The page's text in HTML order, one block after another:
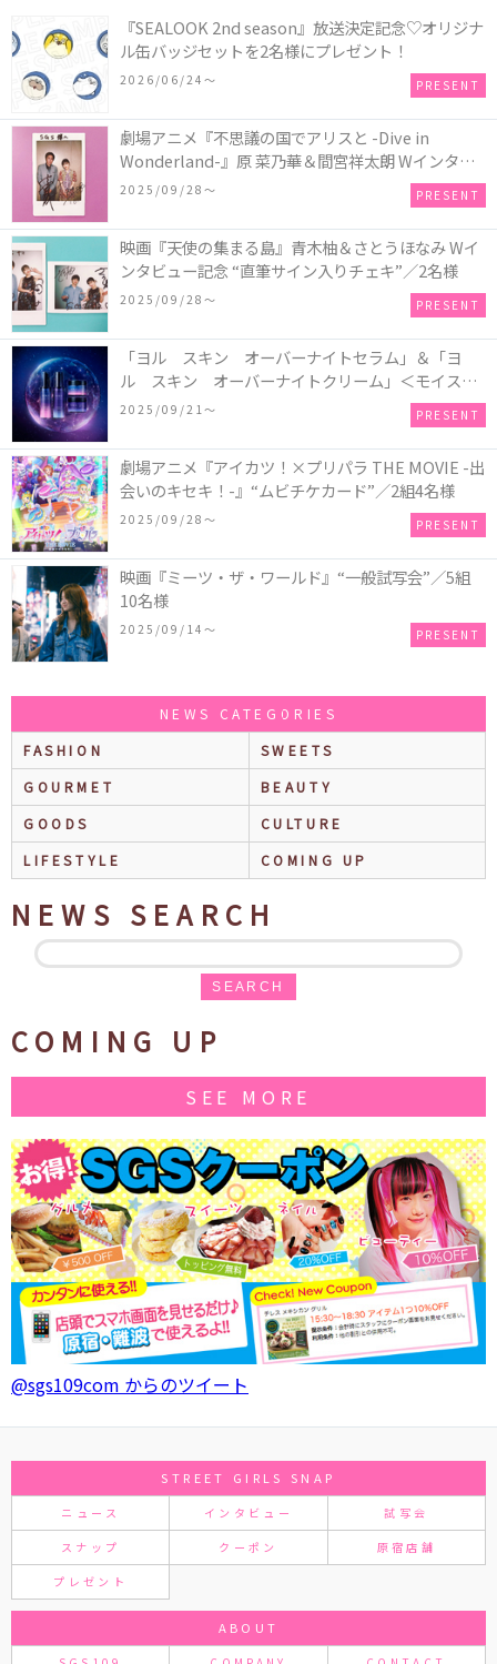
『SEALOOK 2nd season』放送決定記念♡オリジナ
ル缶バッジセットを2名様にプレゼント！
2026/06/24〜 PRESENT
劇場アニメ『不思議の国でアリスと -Dive in
Wonderland-』原 菜乃華＆間宮祥太朗 Wインタビ
ュー記念 “直筆サイン入りチェキ”／1名様
2025/09/28〜 PRESENT
映画『天使の集まる島』青木柚＆さとうほなみ Wイ
ンタビュー記念 “直筆サイン入りチェキ”／2名様
2025/09/28〜 PRESENT
「ヨル スキン オーバーナイトセラム」＆「ヨ
ル スキン オーバーナイトクリーム」＜モイスト
セット＞＜クリア セット＞／各1名様・計2名様
2025/09/21〜 PRESENT
劇場アニメ『アイカツ！×プリパラ THE MOVIE -出
会いのキセキ！-』“ムビチケカード”／2組4名様
2025/09/28〜 PRESENT
映画『ミーツ・ザ・ワールド』“一般試写会”／5組
10名様
2025/09/14〜 PRESENT
NEWS CATEGORIES
FASHION
SWEETS
GOURMET
BEAUTY
GOODS
CULTURE
LIFESTYLE
COMING UP
NEWS SEARCH
SEARCH
COMING UP
SEE MORE
@sgs109com からのツイート
STREET GIRLS SNAP
ニュース インタビュー 試写会
スナップ クーポン 原宿店舗
プレゼント
ABOUT